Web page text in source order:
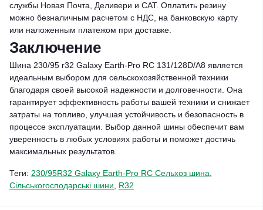
службы Новая Почта, Деливери и САТ. Оплатить резину
можно безналичным расчетом с НДС, на банковскую карту
или наложенным платежом при доставке.
Заключение
Шина 230/95 r32 Galaxy Earth-Pro RC 131/128D/A8 является
идеальным выбором для сельскохозяйственной техники
благодаря своей высокой надежности и долговечности. Она
гарантирует эффективность работы вашей техники и снижает
затраты на топливо, улучшая устойчивость и безопасность в
процессе эксплуатации. Выбор данной шины обеспечит вам
уверенность в любых условиях работы и поможет достичь
максимальных результатов.
Теги: 230/95R32 Galaxy Earth-Pro RC Сельхоз шина
Сільськогосподарські шини
R32